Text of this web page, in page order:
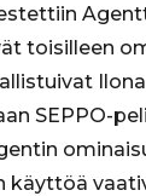
toisilleen
SEPPO-
käyttöä